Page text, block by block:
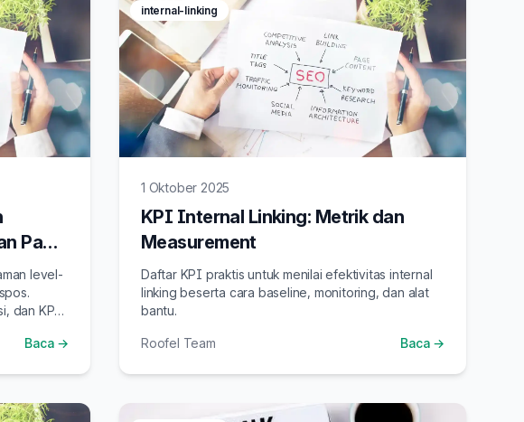
Page
level-
dan KPI.
Baca →
internal-linking
1 Oktober 2025
KPI Internal Linking: Metrik dan
Measurement
Daftar KPI praktis untuk menilai efektivitas internal
linking beserta cara baseline, monitoring, dan alat
bantu.
Roofel Team Baca →